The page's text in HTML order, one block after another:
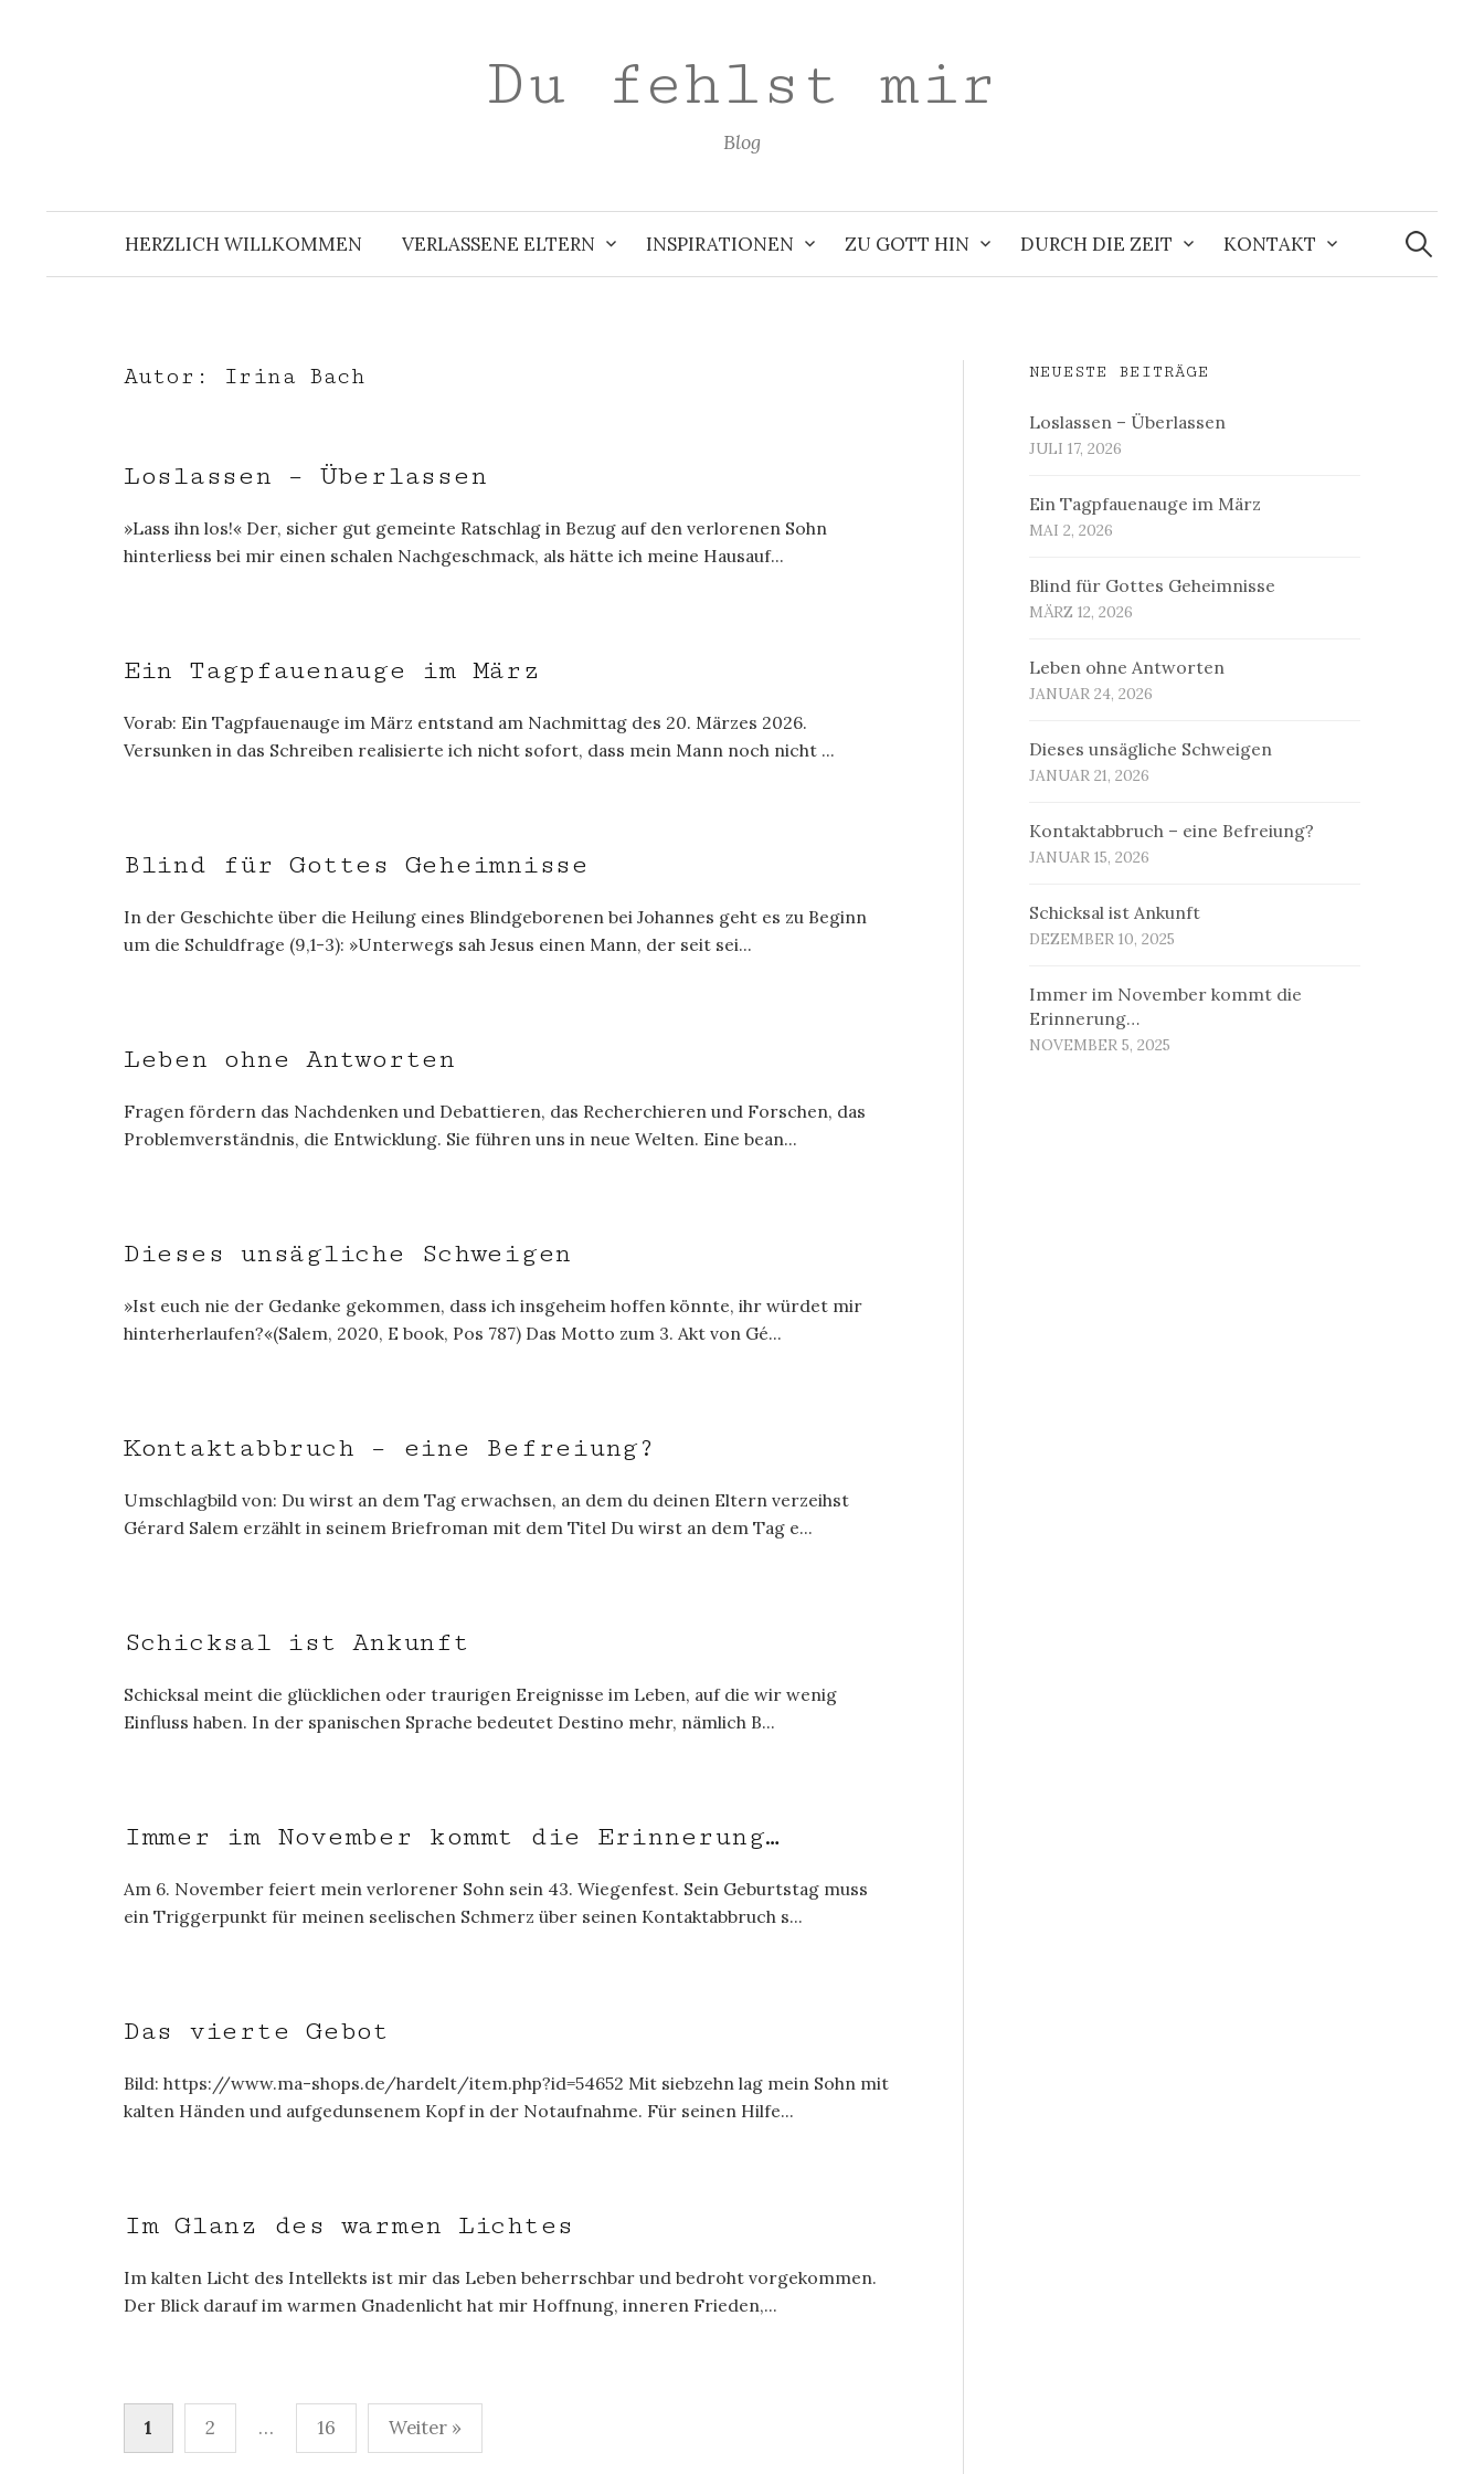
Du fehlst mir
Blog
HERZLICH WILLKOMMEN VERLASSENE ELTERN INSPIRATIONEN ZU GOTT HIN DURCH DIE ZEIT KONTAKT
Suchen
nach:
Autor: Irina Bach
Loslassen – Überlassen
»Lass ihn los!« Der, sicher gut gemeinte Ratschlag in Bezug auf den verlorenen Sohn
hinterliess bei mir einen schalen Nachgeschmack, als hätte ich meine Hausauf...
Ein Tagpfauenauge im März
Vorab: Ein Tagpfauenauge im März entstand am Nachmittag des 20. Märzes 2026.
Versunken in das Schreiben realisierte ich nicht sofort, dass mein Mann noch nicht ...
Blind für Gottes Geheimnisse
In der Geschichte über die Heilung eines Blindgeborenen bei Johannes geht es zu Beginn
um die Schuldfrage (9,1-3): »Unterwegs sah Jesus einen Mann, der seit sei...
Leben ohne Antworten
Fragen fördern das Nachdenken und Debattieren, das Recherchieren und Forschen, das
Problemverständnis, die Entwicklung. Sie führen uns in neue Welten. Eine bean...
Dieses unsägliche Schweigen
»Ist euch nie der Gedanke gekommen, dass ich insgeheim hoffen könnte, ihr würdet mir
hinterherlaufen?«(Salem, 2020, E book, Pos 787) Das Motto zum 3. Akt von Gé...
Kontaktabbruch – eine Befreiung?
Umschlagbild von: Du wirst an dem Tag erwachsen, an dem du deinen Eltern verzeihst
Gérard Salem erzählt in seinem Briefroman mit dem Titel Du wirst an dem Tag e...
Schicksal ist Ankunft
Schicksal meint die glücklichen oder traurigen Ereignisse im Leben, auf die wir wenig
Einfluss haben. In der spanischen Sprache bedeutet Destino mehr, nämlich B...
Immer im November kommt die Erinnerung…
Am 6. November feiert mein verlorener Sohn sein 43. Wiegenfest. Sein Geburtstag muss
ein Triggerpunkt für meinen seelischen Schmerz über seinen Kontaktabbruch s...
Das vierte Gebot
Bild: https://www.ma-shops.de/hardelt/item.php?id=54652 Mit siebzehn lag mein Sohn mit
kalten Händen und aufgedunsenem Kopf in der Notaufnahme. Für seinen Hilfe...
Im Glanz des warmen Lichtes
Im kalten Licht des Intellekts ist mir das Leben beherrschbar und bedroht vorgekommen.
Der Blick darauf im warmen Gnadenlicht hat mir Hoffnung, inneren Frieden,...
Seitennummerierung
der
1 2 … 16 Weiter »
NEUESTE BEITRÄGE
Loslassen – Überlassen
JULI 17, 2026
Ein Tagpfauenauge im März
MAI 2, 2026
Blind für Gottes Geheimnisse
MÄRZ 12, 2026
Leben ohne Antworten
JANUAR 24, 2026
Dieses unsägliche Schweigen
JANUAR 21, 2026
Kontaktabbruch – eine Befreiung?
JANUAR 15, 2026
Schicksal ist Ankunft
DEZEMBER 10, 2025
Immer im November kommt die
Erinnerung…
NOVEMBER 5, 2025